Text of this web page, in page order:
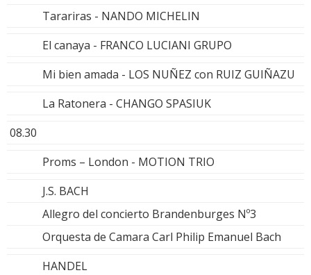
Tarariras - NANDO MICHELIN
El canaya - FRANCO LUCIANI GRUPO
Mi bien amada - LOS NUÑEZ con RUIZ GUIÑAZU
La Ratonera - CHANGO SPASIUK
08.30
Proms – London - MOTION TRIO
J.S. BACH
Allegro del concierto Brandenburges Nº3
Orquesta de Camara Carl Philip Emanuel Bach
HANDEL